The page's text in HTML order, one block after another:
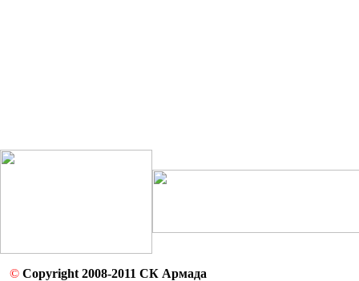
© Copyright 2008-2011 СК Армада